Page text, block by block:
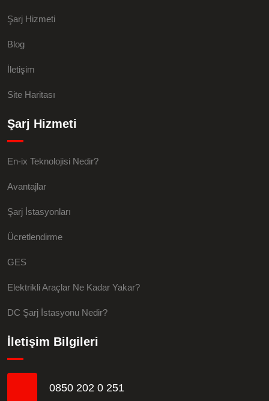
Şarj Hizmeti
Blog
İletişim
Site Haritası
Şarj Hizmeti
En-ix Teknolojisi Nedir?
Avantajlar
Şarj İstasyonları
Ücretlendirme
GES
Elektrikli Araçlar Ne Kadar Yakar?
DC Şarj İstasyonu Nedir?
İletişim Bilgileri
0850 202 0 251